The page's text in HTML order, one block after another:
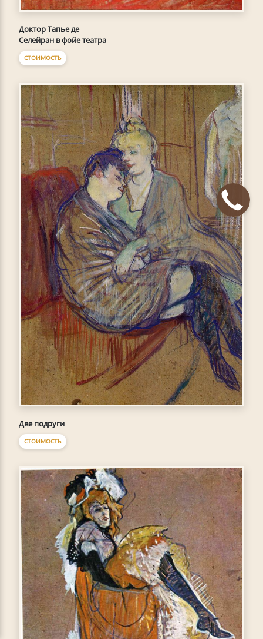
Доктор Тапье де
Селейран в фойе театра
СТОИМОСТЬ
Две подруги
СТОИМОСТЬ